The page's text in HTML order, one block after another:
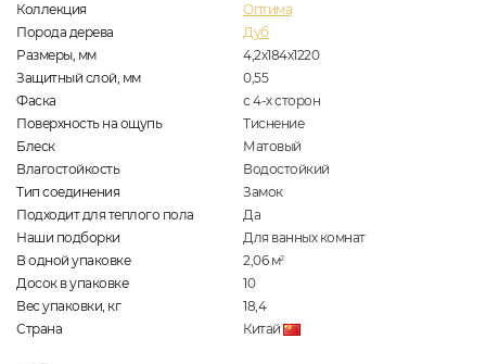
Коллекция
Оптима
Порода дерева
Дуб
Размеры, мм
4,2х184х1220
Защитный слой, мм
0,55
Фаска
с 4-х сторон
Поверхность на ощупь
Тиснение
Блеск
Матовый
Влагостойкость
Водостойкий
Тип соединения
Замок
Подходит для теплого пола
Да
Наши подборки
Для ванных комнат
В одной упаковке
2,06 м2
Досок в упаковке
10
Вес упаковки, кг
18,4
Страна
Китай